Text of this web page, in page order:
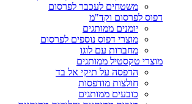
משטחים לעכבר לפרסום
דפוס לפרסום וקד"מ
יומנים ממותגים
מוצרי דפוס נוספים לפרסום
מחברות עם לוגו
מוצרי טקסטיל ממותגים
הדפסה על תיקי אל בד
חולצות מודפסות
כובעים ממותגים